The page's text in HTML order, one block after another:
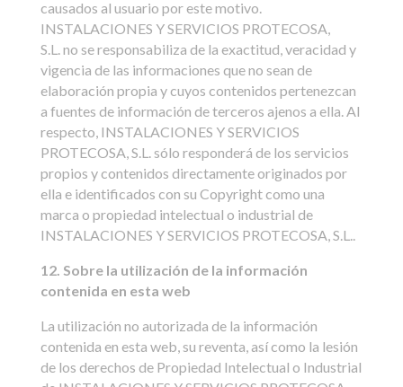
causados al usuario por este motivo.
INSTALACIONES Y SERVICIOS PROTECOSA,
S.L. no se responsabiliza de la exactitud, veracidad y
vigencia de las informaciones que no sean de
elaboración propia y cuyos contenidos pertenezcan
a fuentes de información de terceros ajenos a ella. Al
respecto, INSTALACIONES Y SERVICIOS
PROTECOSA, S.L. sólo responderá de los servicios
propios y contenidos directamente originados por
ella e identificados con su Copyright como una
marca o propiedad intelectual o industrial de
INSTALACIONES Y SERVICIOS PROTECOSA, S.L..
12. Sobre la utilización de la información
contenida en esta web
La utilización no autorizada de la información
contenida en esta web, su reventa, así como la lesión
de los derechos de Propiedad Intelectual o Industrial